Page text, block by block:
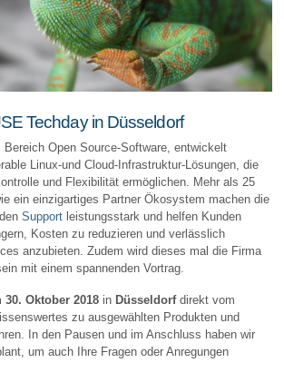
Techday in Düsseldorf
Bereich Open Source-Software, entwickelt
Linux-und Cloud-Infrastruktur-Lösungen, die
und Flexibilität ermöglichen. Mehr als 25
ein einzigartiges Partner Ökosystem machen die
Support leistungsstark und helfen Kunden
Kosten zu reduzieren und verlässlich
anzubieten. Zudem wird dieses mal die Firma
mit einem spannenden Vortrag.
30. Oktober 2018 in Düsseldorfdirekt vom
zu ausgewählten Produkten und
In den Pausen und im Anschluss haben wir
um auch Ihre Fragen oder Anregungen